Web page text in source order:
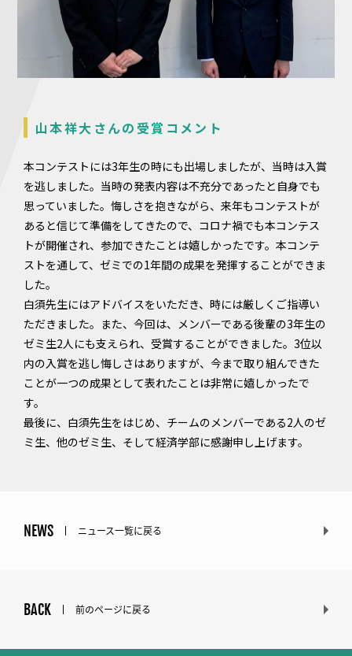
山本祥大さんの受賞コメント
本コンテストには3年生の時にも出場しましたが、当時は入賞
を逃しました。当時の発表内容は不充分であったと自身でも
思っていました。悔しさを抱きながら、来年もコンテストが
あると信じて準備をしてきたので、コロナ禍でも本コンテス
トが開催され、参加できたことは嬉しかったです。本コンテ
ストを通して、ゼミでの1年間の成果を発揮することができま
した。
白須先生にはアドバイスをいただき、時には厳しくご指導い
ただきました。また、今回は、メンバーである後輩の3年生の
ゼミ生2人にも支えられ、受賞することができました。3位以
内の入賞を逃し悔しさはありますが、今まで取り組んできた
ことが一つの成果として表れたことは非常に嬉しかったで
す。
最後に、白須先生をはじめ、チームのメンバーである2人のゼ
ミ生、他のゼミ生、そして経済学部に感謝申し上げます。
NEWS ニュース一覧に戻る
BACK 前のページに戻る